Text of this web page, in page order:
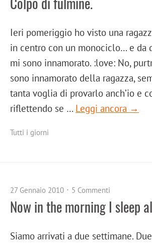
Ieri pomeriggio ho visto una
in centro con un monociclo… e da
mi sono innamorato. :love: No,
sono innamorato della ragazza,
tanta voglia di provarlo anch’io e
riflettendo se … Leggi ancora →
Tutti i giorni
27 Gennaio 2010 5 Commenti
Now in the morning I sleep
Siamo arrivati a due settimane.